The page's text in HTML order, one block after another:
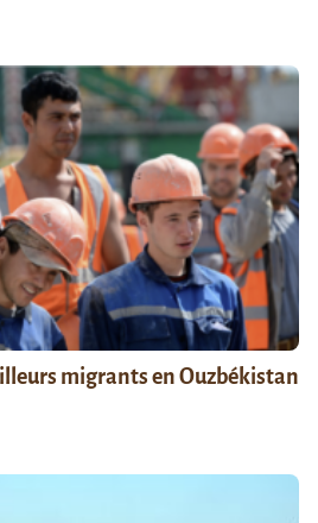
migrants en Ouzbékistan